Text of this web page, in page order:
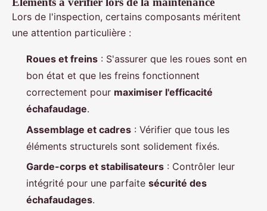
Lors de l'inspection, certains composants méritent
une attention particulière :
Roues et freins : S'assurer que les roues sont en
bon état et que les freins fonctionnent
correctement pour maximiser l'efficacité
échafaudage.
Assemblage et cadres : Vérifier que tous les
éléments structurels sont solidement fixés.
Garde-corps et stabilisateurs : Contrôler leur
intégrité pour une parfaite sécurité des
échafaudages.